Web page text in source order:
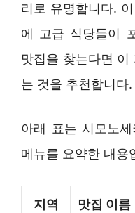
리로 유명합니다.
에 고급 식당들이
맛집을 찾는다면
는 것을 추천합니다.
아래 표는 시모노
메뉴를 요약한 내용
지역 맛집 이름